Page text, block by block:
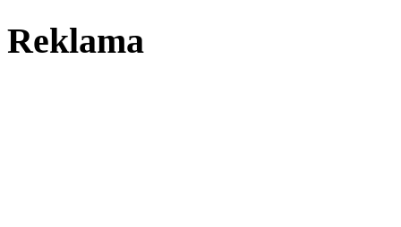
Reklama